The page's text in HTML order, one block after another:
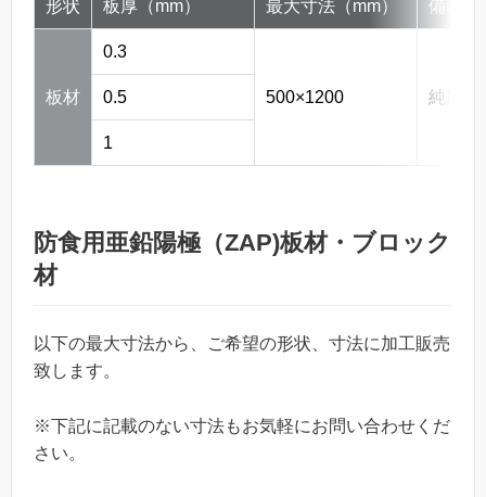
形状 板厚（mm） 最大寸法（mm） 備考
板材
0.3
500×1200 純度
0.5
1
防食用亜鉛陽極（ZAP)板材・ブロック
材
以下の最大寸法から、ご希望の形状、寸法に加工販売
致します。
※下記に記載のない寸法もお気軽にお問い合わせくだ
さい。